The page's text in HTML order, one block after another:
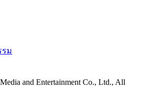
รม
and Entertainment Co., Ltd., All